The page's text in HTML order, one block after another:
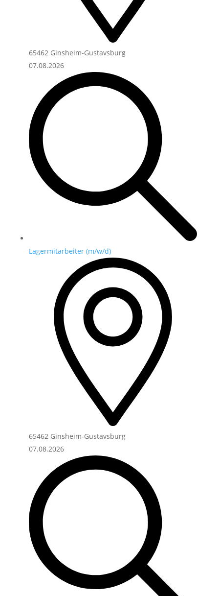
65462 Ginsheim-Gustavsburg
07.08.2026
Lagermitarbeiter (m/w/d)
65462 Ginsheim-Gustavsburg
07.08.2026